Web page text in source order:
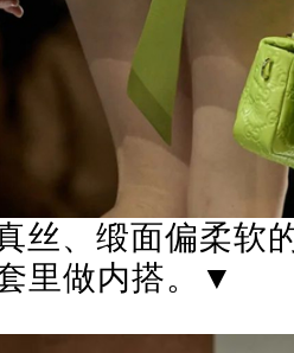
、缎面偏柔软
里做内搭。
▼